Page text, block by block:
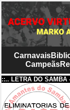
Carnavais
Campeãs
::.. LETRA DO SAMBA